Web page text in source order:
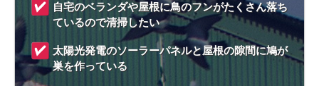
自宅のベランダや屋根に鳥のフンがたくさん落ち
ているので清掃したい
太陽光発電のソーラーパネルと屋根の隙間に鳩が
巣を作っている